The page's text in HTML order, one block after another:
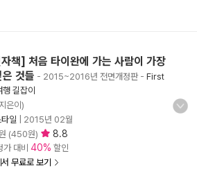
책] 처음 타이완에 가는 사람이 가장
것들 - 2015~2016년 전면개정판- First
길잡이
은이)
일
2015년 02월
(450원) 8.8
대비 40% 할인
무료로 보기